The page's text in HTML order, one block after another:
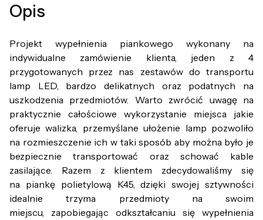
Opis
Projekt wypełnienia piankowego wykonany na
indywidualne zamówienie klienta, jeden z 4
przygotowanych przez nas zestawów do transportu
lamp LED, bardzo delikatnych oraz podatnych na
uszkodzenia przedmiotów. Warto zwrócić uwagę na
praktycznie całościowe wykorzystanie miejsca jakie
oferuje walizka, przemyślane ułożenie lamp pozwoliło
na rozmieszczenie ich w taki sposób aby można było je
bezpiecznie transportować oraz schować kable
zasilające. Razem z klientem zdecydowaliśmy się
na piankę polietylową K45, dzięki swojej sztywności
idealnie trzyma przedmioty na swoim
miejscu, zapobiegając odkształcaniu się wypełnienia